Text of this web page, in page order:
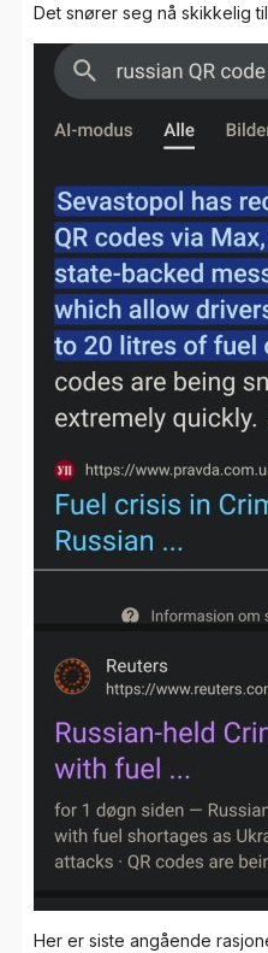
Nå bruker de russiske
trekkekjøretøy, fremfor
Det hjalp ikke.
Det snører seg nå skikkelig
Her er siste angående